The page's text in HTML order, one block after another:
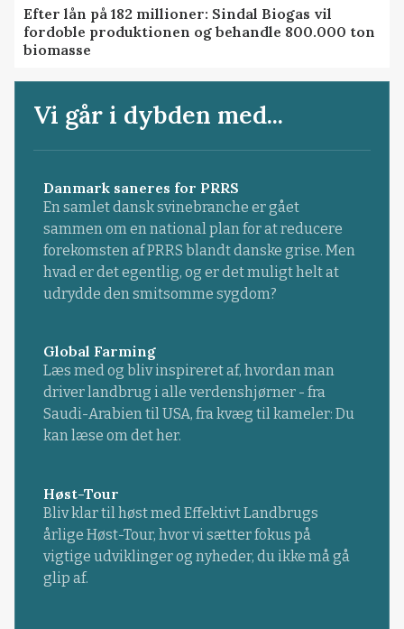
Efter lån på 182 millioner: Sindal Biogas vil
fordoble produktionen og behandle 800.000 ton
biomasse
Vi går i dybden med...
Danmark saneres for PRRS
En samlet dansk svinebranche er gået
sammen om en national plan for at reducere
forekomsten af PRRS blandt danske grise. Men
hvad er det egentlig, og er det muligt helt at
udrydde den smitsomme sygdom?
Global Farming
Læs med og bliv inspireret af, hvordan man
driver landbrug i alle verdenshjørner - fra
Saudi-Arabien til USA, fra kvæg til kameler: Du
kan læse om det her.
Høst-Tour
Bliv klar til høst med Effektivt Landbrugs
årlige Høst-Tour, hvor vi sætter fokus på
vigtige udviklinger og nyheder, du ikke må gå
glip af.